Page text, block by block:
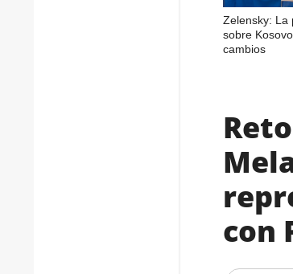
Zelensky: La
sobre
cambios
con